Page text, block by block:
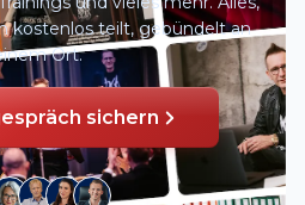
kostenlos teilt, gebündelt an
Ort.
sichern